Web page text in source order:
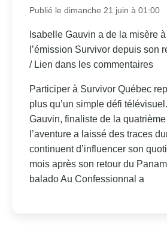
Publié le dimanche 21 juin à 01:00
Isabelle Gauvin a de la misère
l’émission Survivor depuis son
/ Lien dans les commentaires
Participer à Survivor Québec
plus qu’un simple défi
Gauvin, finaliste de la
l’aventure a laissé des traces
continuent d’influencer son
mois après son retour du
balado Au Confessionnal a